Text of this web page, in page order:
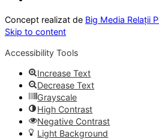
Concept realizat de Big Media Relații
Skip to content
Accessibility Tools
Increase Text
Decrease Text
Grayscale
High Contrast
Negative Contrast
Light Background